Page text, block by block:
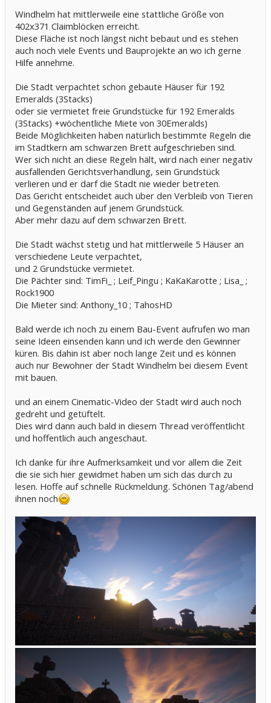
Windhelm hat mittlerweile eine stattliche Größe von
402x371 Claimblöcken erreicht.
Diese Fläche ist noch längst nicht bebaut und es stehen
auch noch viele Events und Bauprojekte an wo ich gerne
Hilfe annehme.
Die Stadt verpachtet schon gebaute Häuser für 192
Emeralds (3Stacks)
oder sie vermietet freie Grundstücke für 192 Emeralds
(3Stacks) +wöchentliche Miete von 30Emeralds)
Beide Möglichkeiten haben natürlich bestimmte Regeln die
im Stadtkern am schwarzen Brett aufgeschrieben sind.
Wer sich nicht an diese Regeln hält, wird nach einer negativ
ausfallenden Gerichtsverhandlung, sein Grundstück
verlieren und er darf die Stadt nie wieder betreten.
Das Gericht entscheidet auch über den Verbleib von Tieren
und Gegenständen auf jenem Grundstück.
Aber mehr dazu auf dem schwarzen Brett.
Die Stadt wächst stetig und hat mittlerweile 5 Häuser an
verschiedene Leute verpachtet,
und 2 Grundstücke vermietet.
Die Pächter sind: TimFi_ ; Leif_Pingu ; KaKaKarotte ; Lisa_ ;
Rock1900
Die Mieter sind: Anthony_10 ; TahosHD
Bald werde ich noch zu einem Bau-Event aufrufen wo man
seine Ideen einsenden kann und ich werde den Gewinner
küren. Bis dahin ist aber noch lange Zeit und es können
auch nur Bewohner der Stadt Windhelm bei diesem Event
mit bauen.
und an einem Cinematic-Video der Stadt wird auch noch
gedreht und getüftelt.
Dies wird dann auch bald in diesem Thread veröffentlicht
und hoffentlich auch angeschaut.
Ich danke für ihre Aufmerksamkeit und vor allem die Zeit
die sie sich hier gewidmet haben um sich das durch zu
lesen. Hoffe auf schnelle Rückmeldung. Schönen Tag/abend
ihnen noch